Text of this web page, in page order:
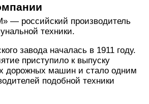
— российский производитель
техники.
завода началась в 1911 году.
приступило к выпуску
дорожных машин и стало одним
подобной техники